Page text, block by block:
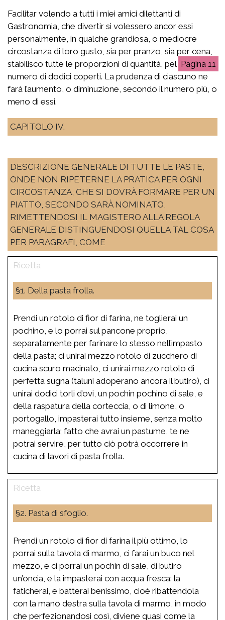
Facilitar volendo a tutti i miei amici dilettanti di
Gastronomia, che divertir si volessero ancor essi
personalmente, in qualche grandiosa, o mediocre
circostanza di loro gusto, sia per pranzo, sia per cena,
stabilisco tutte le proporzioni di quantità, pel
11
numero di dodici coperti. La prudenza di ciascuno ne
farà l’aumento, o diminuzione, secondo il numero più, o
meno di essi.
CAPITOLO IV.
DESCRIZIONE GENERALE DI TUTTE LE PASTE,
ONDE NON RIPETERNE LA PRATICA PER OGNI
CIRCOSTANZA, CHE SI DOVRÀ FORMARE PER UN
PIATTO, SECONDO SARÀ NOMINATO,
RIMETTENDOSI IL MAGISTERO ALLA REGOLA
GENERALE DISTINGUENDOSI QUELLA TAL COSA
PER PARAGRAFI, COME
§1. Della pasta frolla.
Prendi un rotolo di fior di farina, ne toglierai un
pochino, e lo porrai sul pancone proprio,
separatamente per farinare lo stesso nell’impasto
della pasta; ci unirai mezzo rotolo di zucchero di
cucina scuro macinato, ci unirai mezzo rotolo di
perfetta sugna (taluni adoperano ancora il butiro), ci
unirai dodici torli d’ovi, un pochin pochino di sale, e
della raspatura della corteccia, o di limone, o
portogallo, impasterai tutto insieme, senza molto
maneggiarla; fatto che avrai un pastume, te ne
potrai servire, per tutto ciò potrà occorrere in
cucina di lavori di pasta frolla.
§2. Pasta di sfoglio.
Prendi un rotolo di fior di farina il più ottimo, lo
porrai sulla tavola di marmo, ci farai un buco nel
mezzo, e ci porrai un pochin di sale, di butiro
un’oncia, e la impasterai con acqua fresca: la
faticherai, e batterai benissimo, cioè ribattendola
con la mano destra sulla tavola di marmo, in modo
che perfezionandosi così, diviene quasi come la